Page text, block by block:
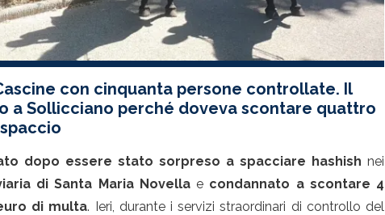
con cinquanta persone controllate. Il
a Sollicciano perché doveva scontare quattro
dopo essere stato sorpreso a spacciare hashish nei
di Santa Maria Novellae condannato a scontare 4
di multa. Ieri, durante i servizi straordinari di controllo del